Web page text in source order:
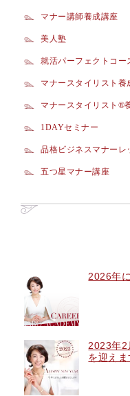
マナー講師養成講座
美人塾
就活パーフェクトコー
マナースタイリスト養
マナースタイリスト®
1DAYセミナー
品格ビジネスマナーレ
五つ星マナー講座
2026年
2023年2
を迎えま